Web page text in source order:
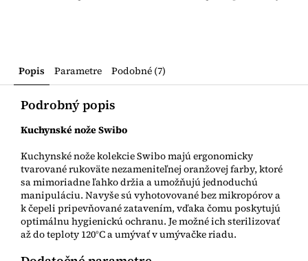
Popis Parametre Podobné (7)
Podrobný popis
Kuchynské nože Swibo
Kuchynské nože kolekcie Swibo majú ergonomicky
tvarované rukoväte nezameniteľnej oranžovej farby, ktoré
sa mimoriadne ľahko držia a umožňujú jednoduchú
manipuláciu. Navyše sú vyhotovované bez mikropórov a
k čepeli pripevňované zatavením, vďaka čomu poskytujú
optimálnu hygienickú ochranu. Je možné ich sterilizovať
až do teploty 120°C a umývať v umývačke riadu.